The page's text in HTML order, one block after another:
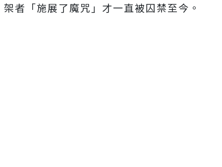
架者「施展了魔咒」才一直被囚禁至今。